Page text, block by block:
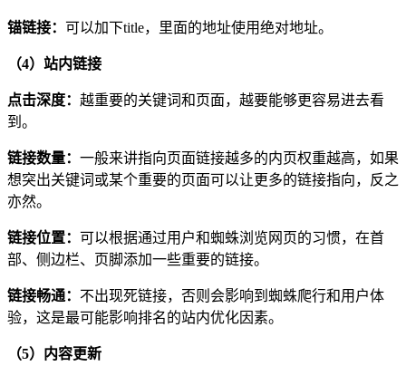
锚链接： 可以加下title，里面的地址使用绝对地址。
（4）站内链接
点击深度： 越重要的关键词和页面，越要能够更容易进去看
到。
链接数量： 一般来讲指向页面链接越多的内页权重越高，如果
想突出关键词或某个重要的页面可以让更多的链接指向，反之
亦然。
链接位置： 可以根据通过用户和蜘蛛浏览网页的习惯，在首
部、侧边栏、页脚添加一些重要的链接。
链接畅通： 不出现死链接，否则会影响到蜘蛛爬行和用户体
验，这是最可能影响排名的站内优化因素。
（5）内容更新